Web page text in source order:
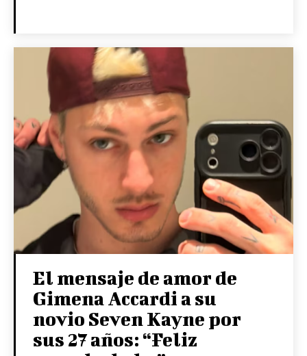
El mensaje de amor de
Gimena Accardi a su
novio Seven Kayne por
sus 27 años: “Feliz